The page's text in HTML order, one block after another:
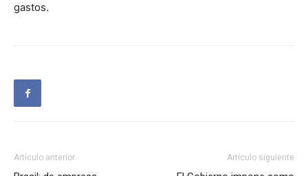
gastos.
Artículo anterior Artículo siguiente